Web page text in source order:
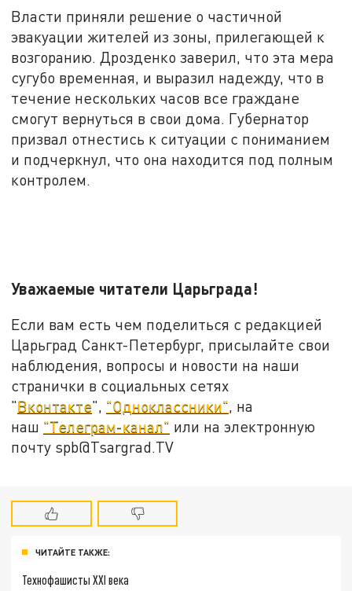
Власти приняли решение о частичной
эвакуации жителей из зоны, прилегающей к
возгоранию. Дрозденко заверил, что эта мера
сугубо временная, и выразил надежду, что в
течение нескольких часов все граждане
смогут вернуться в свои дома. Губернатор
призвал отнестись к ситуации с пониманием
и подчеркнул, что она находится под полным
контролем.
Уважаемые читатели Царьграда!
Если вам есть чем поделиться с редакцией
Царьград Санкт-Петербург, присылайте свои
наблюдения, вопросы и новости на наши
странички в социальных сетях
"Вконтакте", "Одноклассники", на
наш "Телеграм-канал" или на электронную
почту spb@Tsargrad.TV
ЧИТАЙТЕ ТАКЖЕ:
Технофашисты XXI века